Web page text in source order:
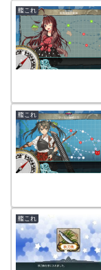
艦これ
艦これ
艦これ